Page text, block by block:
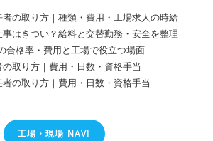
の取り方｜種類・費用・工場求人の時給
はきつい？給料と交替勤務・安全を整理
合格率・費用と工場で役立つ場面
取り方｜費用・日数・資格手当
の取り方｜費用・日数・資格手当
工場・現場 NAVI